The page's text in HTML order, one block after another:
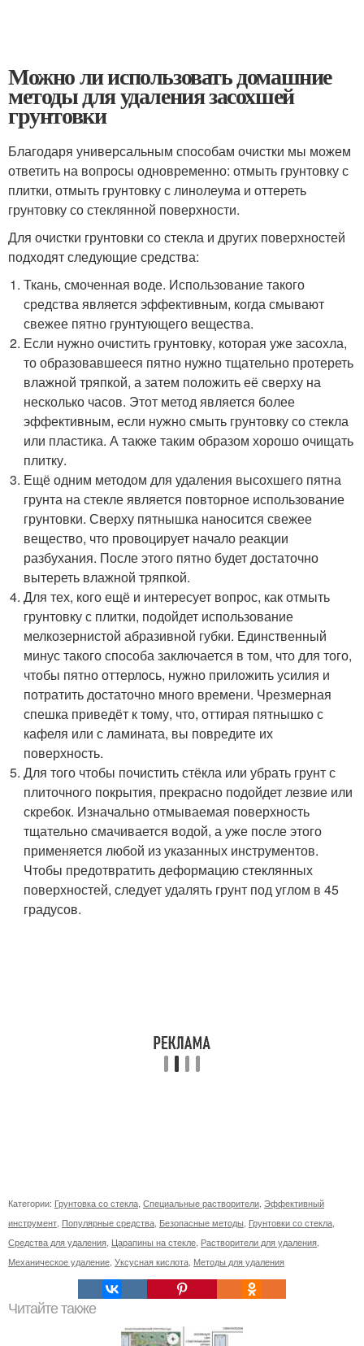
Можно ли использовать домашние
методы для удаления засохшей
грунтовки
Благодаря универсальным способам очистки мы можем
ответить на вопросы одновременно: отмыть грунтовку с
плитки, отмыть грунтовку с линолеума и оттереть
грунтовку со стеклянной поверхности.
Для очистки грунтовки со стекла и других поверхностей
подходят следующие средства:
Ткань, смоченная воде. Использование такого
средства является эффективным, когда смывают
свежее пятно грунтующего вещества.
Если нужно очистить грунтовку, которая уже засохла,
то образовавшееся пятно нужно тщательно протереть
влажной тряпкой, а затем положить её сверху на
несколько часов. Этот метод является более
эффективным, если нужно смыть грунтовку со стекла
или пластика. А также таким образом хорошо очищать
плитку.
Ещё одним методом для удаления высохшего пятна
грунта на стекле является повторное использование
грунтовки. Сверху пятнышка наносится свежее
вещество, что провоцирует начало реакции
разбухания. После этого пятно будет достаточно
вытереть влажной тряпкой.
Для тех, кого ещё и интересует вопрос, как отмыть
грунтовку с плитки, подойдет использование
мелкозернистой абразивной губки. Единственный
минус такого способа заключается в том, что для того,
чтобы пятно оттерлось, нужно приложить усилия и
потратить достаточно много времени. Чрезмерная
спешка приведёт к тому, что, оттирая пятнышко с
кафеля или с ламината, вы повредите их
поверхность.
Для того чтобы почистить стёкла или убрать грунт с
плиточного покрытия, прекрасно подойдет лезвие или
скребок. Изначально отмываемая поверхность
тщательно смачивается водой, а уже после этого
применяется любой из указанных инструментов.
Чтобы предотвратить деформацию стеклянных
поверхностей, следует удалять грунт под углом в 45
градусов.
Категории: Грунтовка со стекла Специальные растворители Эффективный
инструмент Популярные средства Безопасные методы Грунтовки со стекла
Средства для удаления Царапины на стекле Растворители для удаления
Механическое удаление Уксусная кислота Методы для удаления
Читайте также